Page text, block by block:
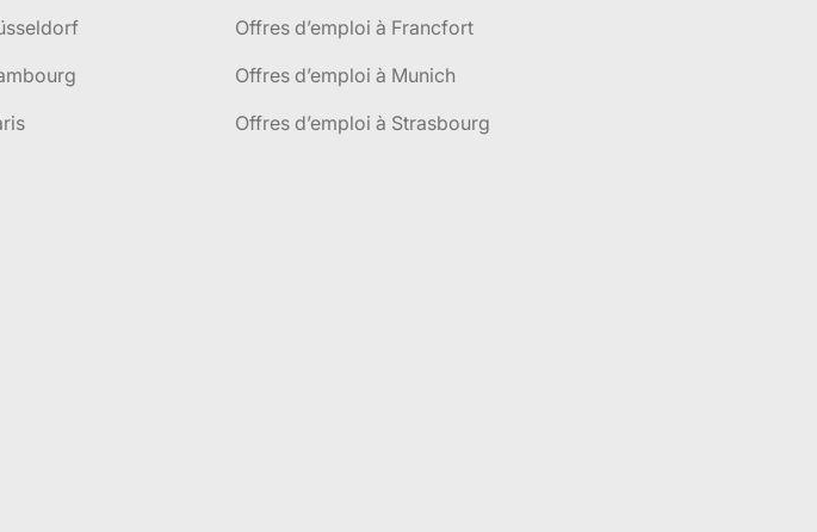
Offres d’emploi à Francfort
Offres d’emploi à Munich
Offres d’emploi à Strasbourg